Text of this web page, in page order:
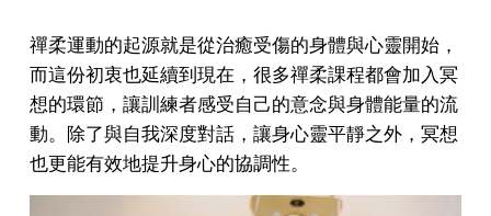
禪柔運動的起源就是從治癒受傷的身體與心靈開始，
而這份初衷也延續到現在，很多禪柔課程都會加入冥
想的環節，讓訓練者感受自己的意念與身體能量的流
動。除了與自我深度對話，讓身心靈平靜之外，冥想
也更能有效地提升身心的協調性。